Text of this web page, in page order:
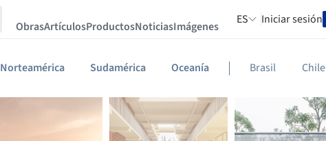
ObrasArtículosProductosNoticiasImágenes
ES
Español
中文
Iniciar sesión
Norteamérica Sudamérica Oceanía Brasil Chile